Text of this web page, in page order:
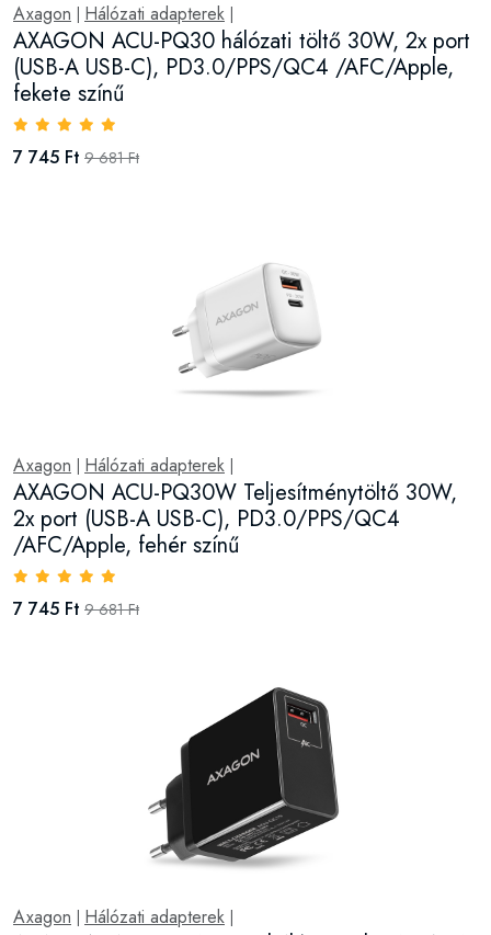
Axagon Hálózati adapterek
AXAGON ACU-PQ30 hálózati töltő 30W, 2x port
(USB-A USB-C), PD3.0/PPS/QC4 /AFC/Apple,
fekete színű
7 745 Ft 9 681 Ft
Axagon Hálózati adapterek
AXAGON ACU-PQ30W Teljesítménytöltő 30W,
2x port (USB-A USB-C), PD3.0/PPS/QC4
/AFC/Apple, fehér színű
7 745 Ft 9 681 Ft
Axagon Hálózati adapterek